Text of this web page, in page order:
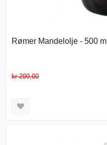
Rømer Mandelolje - 500 ml
kr 299,00